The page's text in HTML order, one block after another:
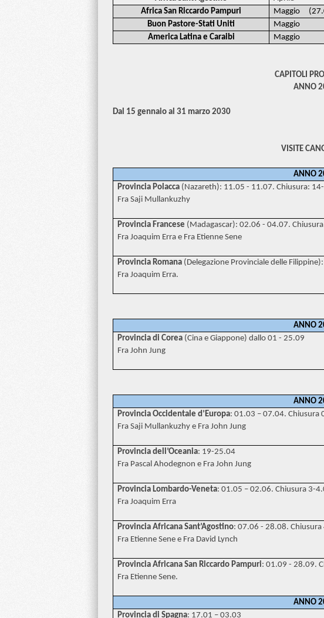
Africa San Riccardo Pampuri
Maggio
Buon Pastore-Stati Uniti
Maggio
America Latina e Caraibi
Maggio
CAPITOLI
ANNO
Dal 15 gennaio al 31 marzo 2030
VISITE
ANNO
Provincia Polacca (Nazareth): 11.05 - 11.07. Chiusura:
Fra Saji Mullankuzhy
Provincia Francese (Madagascar): 02.06 - 04.07.
Fra Joaquim Erra e Fra Etienne Sene
Provincia Romana (Delegazione Provinciale delle
Fra Joaquim Erra.
ANNO
Provincia di Corea (Cina e Giappone) dallo 01 - 25.09
Fra John Jung
ANNO
Provincia Occidentale d’Europa: 01.03 – 07.04. Chiusura
Fra Saji Mullankuzhy e Fra John Jung
Provincia dell’Oceania: 19-25.04
Fra Pascal Ahodegnon e Fra John Jung
Provincia Lombardo-Veneta: 01.05 – 02.06. Chiusura 3-
Fra Joaquim Erra
Provincia Africana Sant’Agostino: 07.06 - 28.08.
Fra Etienne Sene e Fra David Lynch
Provincia Africana San Riccardo Pampuri: 01.09 - 28.09.
Fra Etienne Sene.
ANNO
Provincia di Spagna: 17.01 – 03.03